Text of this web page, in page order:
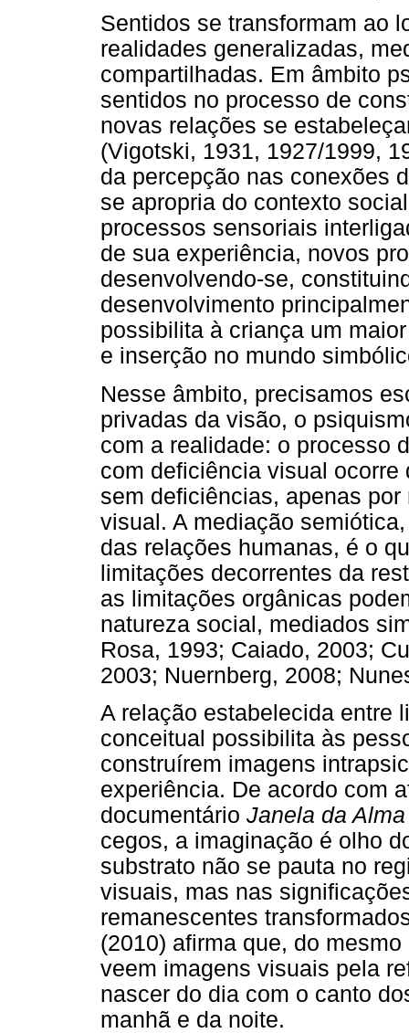
Sentidos se transformam ao
realidades generalizadas,
compartilhadas. Em âmbito
sentidos no processo de
novas relações se
(Vigotski, 1931, 1927/1999,
da percepção nas conexões
se apropria do contexto
processos sensoriais
de sua experiência, novos
desenvolvendo-se,
desenvolvimento
possibilita à criança um
e inserção no mundo
Nesse âmbito, precisamos
privadas da visão, o
com a realidade: o processo
com deficiência visual
sem deficiências, apenas
visual. A mediação
das relações humanas, é o
limitações decorrentes da
as limitações orgânicas
natureza social, mediados
Rosa, 1993; Caiado, 2003;
2003; Nuernberg, 2008;
A relação estabelecida entre
conceitual possibilita às
construírem imagens
experiência. De acordo com
documentário Janela da Alma
cegos, a imaginação é olho
substrato não se pauta no
visuais, mas nas
remanescentes
(2010) afirma que, do
veem imagens visuais pela
nascer do dia com o canto
manhã e da noite.